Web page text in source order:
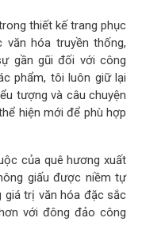
thiết kế trang phục
hóa truyền thống,
gần gũi đối với công
phẩm, tôi luôn giữ lại
tượng và câu chuyện
hiện mới để phù hợp
của quê hương xuất
giấu được niềm tự
giá trị văn hóa đặc sắc
với đông đảo công